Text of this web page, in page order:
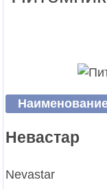
Невастар
Nevastar